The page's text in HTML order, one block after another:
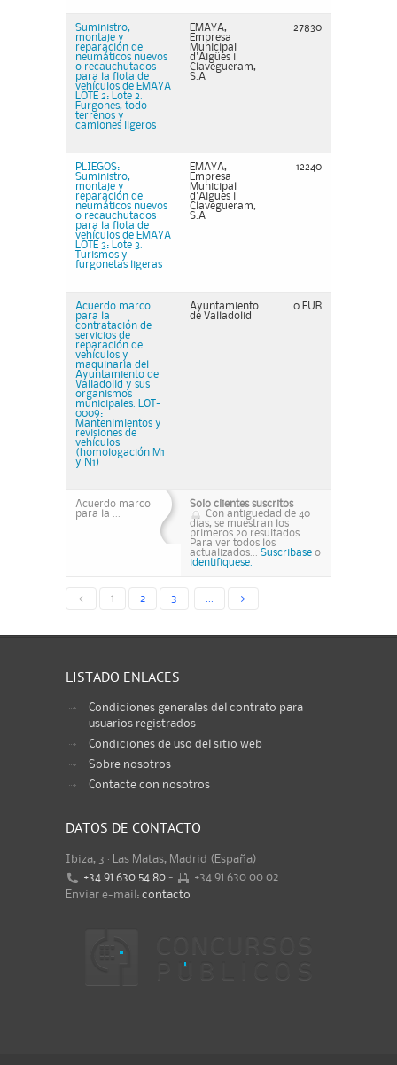
Suministro,
montaje y
reparación de
neumáticos nuevos
o recauchutados
para la flota de
vehículos de EMAYA
LOTE 2: Lote 2.
Furgones, todo
terrenos y
camiones ligeros
EMAYA,
Empresa
Municipal
d'Aigües i
Clavegueram,
S.A
27830
PLIEGOS:
Suministro,
montaje y
reparación de
neumáticos nuevos
o recauchutados
para la flota de
vehículos de EMAYA
LOTE 3: Lote 3.
Turismos y
furgonetas ligeras
EMAYA,
Empresa
Municipal
d'Aigües i
Clavegueram,
S.A
12240
Acuerdo marco
para la
contratación de
servicios de
reparación de
vehículos y
maquinaria del
Ayuntamiento de
Valladolid y sus
organismos
municipales. LOT-
0009:
Mantenimientos y
revisiones de
vehículos
(homologación M1
y N1)
Ayuntamiento
de Valladolid
0 EUR
Acuerdo marco
para la ...
Solo clientes suscritos
Con antiguedad de 40
días, se muestran los
primeros 20 resultados.
Para ver todos los
actualizados... Suscribase o
identifiquese.
< 1 2 3 >
LISTADO ENLACES
Condiciones generales del contrato para
usuarios registrados
Condiciones de uso del sitio web
Sobre nosotros
Contacte con nosotros
DATOS DE CONTACTO
Ibiza, 3 · Las Matas, Madrid (España)
+34 91 630 54 80 -
+34 91 630 00 02
Enviar e-mail: contacto